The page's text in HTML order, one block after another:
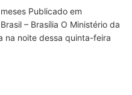
Publicado em
– Brasília O Ministério da
na noite dessa quinta-feira